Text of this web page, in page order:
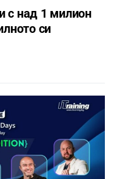
с над 1 милион
си